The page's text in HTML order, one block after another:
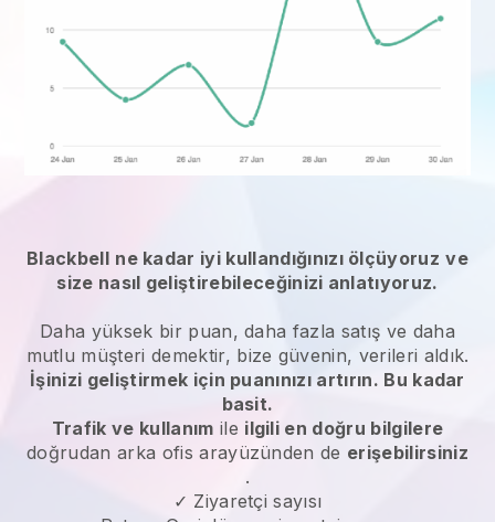
Blackbell ne kadar iyi kullandığınızı ölçüyoruz ve
size nasıl geliştirebileceğinizi anlatıyoruz.
Daha yüksek bir puan, daha fazla satış ve daha
mutlu müşteri demektir, bize güvenin, verileri aldık.
İşinizi geliştirmek için puanınızı artırın. Bu kadar
basit.
Trafik ve kullanım ile ilgili en doğru bilgilere
doğrudan arka ofis arayüzünden de erişebilirsiniz
.
✓ Ziyaretçi sayısı